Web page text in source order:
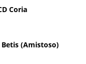
Coria
Betis (Amistoso)